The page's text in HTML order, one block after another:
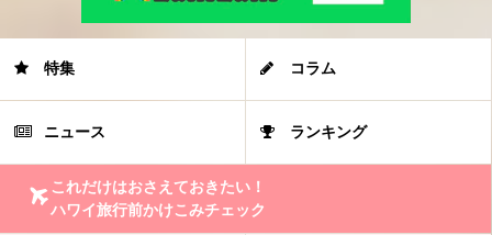
特集 コラム
ニュース ランキング
これだけはおさえておきたい！
ハワイ旅行前かけこみチェック